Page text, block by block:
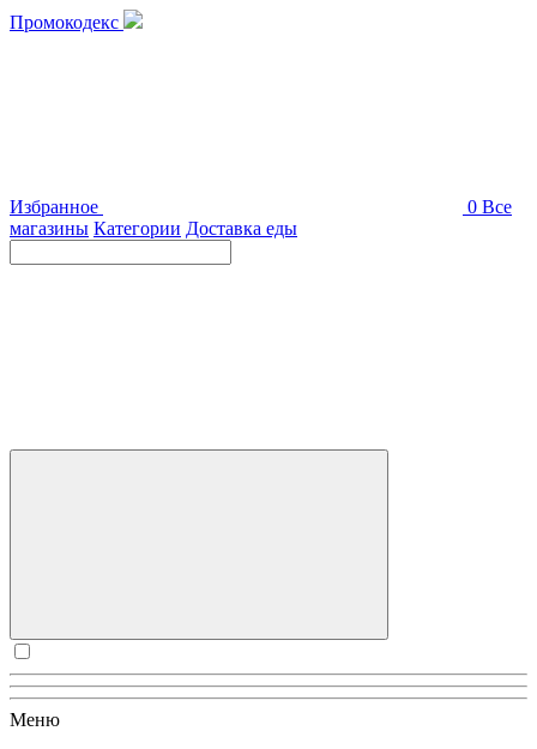
Промокодекс
Избранное 0 Все
магазины Категории Доставка еды
Меню